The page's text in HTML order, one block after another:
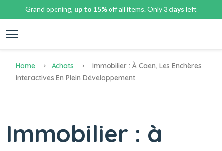
Grand opening, up to 15%off all items. Only3 days left
Home Achats
Immobilier : À Caen, Les Enchères
Interactives En Plein Développement
Immobilier : à